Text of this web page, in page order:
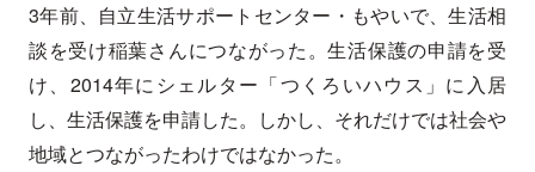
3年前、自立生活サポートセンター・もやいで、生活相
談を受け稲葉さんにつながった。生活保護の申請を受
け、2014年にシェルター「つくろいハウス」に入居
し、生活保護を申請した。しかし、それだけでは社会や
地域とつながったわけではなかった。